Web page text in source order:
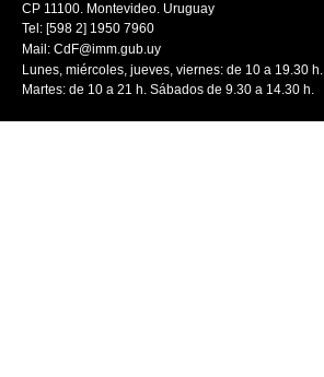
CP 11100. Montevideo. Uruguay
Tel: [598 2] 1950 7960
Mail: CdF@imm.gub.uy
Lunes, miércoles, jueves, viernes: de 10 a 19.30 h.
Martes: de 10 a 21 h. Sábados de 9.30 a 14.30 h.